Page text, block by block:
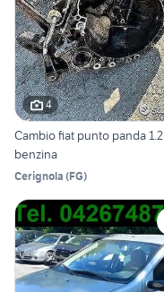
4
Cambio fiat punto panda 1.2
benzina
Cerignola (FG)